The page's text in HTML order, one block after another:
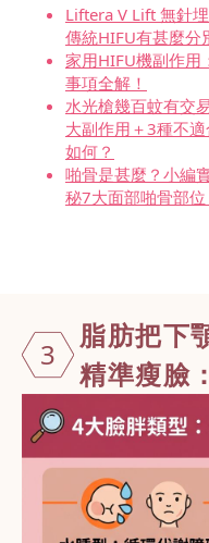
Liftera V Lift 無針
傳統HIFU有甚麼分
家用HIFU機副作用
事項全解！
水光槍幾百蚊有交
大副作用＋3種不
如何？
啪骨是甚麼？小編
秘7大面部啪骨部位
3
脂肪把下
精準瘦臉